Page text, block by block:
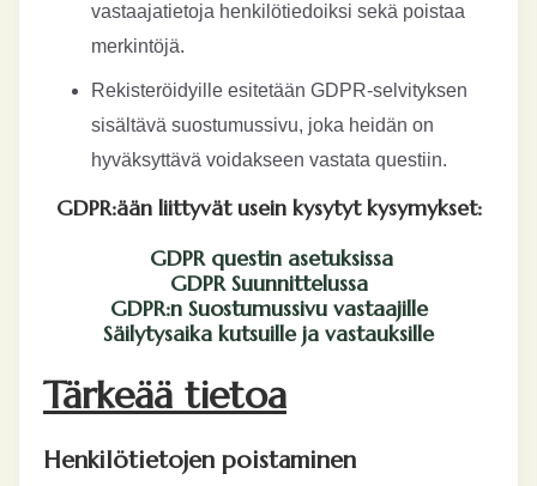
vastaajatietoja henkilötiedoiksi sekä poistaa
merkintöjä.
Rekisteröidyille esitetään GDPR-selvityksen
sisältävä suostumussivu, joka heidän on
hyväksyttävä voidakseen vastata questiin.
GDPR:ään liittyvät usein kysytyt kysymykset:
GDPR questin asetuksissa
GDPR Suunnittelussa
GDPR:n Suostumussivu vastaajille
Säilytysaika kutsuille ja vastauksille
Tärkeää tietoa
Henkilötietojen poistaminen